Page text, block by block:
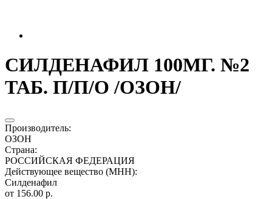
СИЛДЕНАФИЛ 100МГ. №2
ТАБ. П/П/О /ОЗОН/
Производитель:
ОЗОН
Страна:
РОССИЙСКАЯ ФЕДЕРАЦИЯ
Действующее вещество (МНН):
Силденафил
от 156.00 р.